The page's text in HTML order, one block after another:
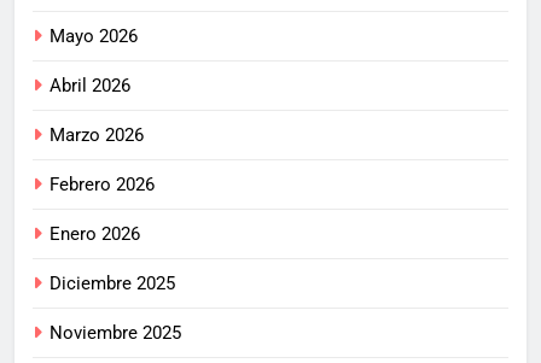
Mayo 2026
Abril 2026
Marzo 2026
Febrero 2026
Enero 2026
Diciembre 2025
Noviembre 2025